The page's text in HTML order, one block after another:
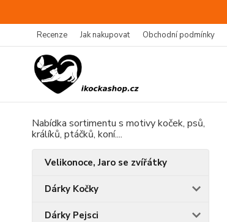
Recenze Jak nakupovat Obchodní podmínky
Nabídka sortimentu s motivy koček, psů,
králíků, ptáčků, koní....
Velikonoce, Jaro se zvířátky
Dárky Kočky
Dárky Pejsci